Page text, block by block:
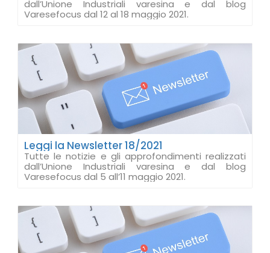
dall’Unione Industriali varesina e dal blog
Varesefocus dal 12 al 18 maggio 2021.
Leggi la Newsletter 18/2021
Tutte le notizie e gli approfondimenti realizzati
dall’Unione Industriali varesina e dal blog
Varesefocus dal 5 all’11 maggio 2021.